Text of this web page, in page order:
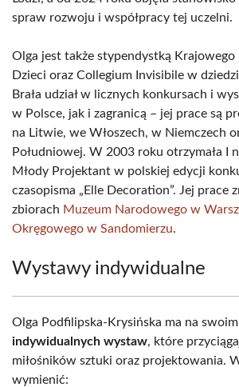
spraw rozwoju i współpracy tej uczelni.
Olga jest także stypendystką Krajowego
Dzieci oraz Collegium Invisibile w
Brała udział w licznych konkursach i
w Polsce, jak i zagranicą – jej prace są
na Litwie, we Włoszech, w Niemczech
Południowej. W 2003 roku otrzymała I
Młody Projektant w polskiej edycji
czasopisma „Elle Decoration”. Jej prace
zbiorach Muzeum Narodowego w
Okręgowego w Sandomierzu.
Wystawy indywidualne
Olga Podfilipska-Krysińska ma na
indywidualnych wystaw, które
miłośników sztuki oraz projektowania.
wymienić: